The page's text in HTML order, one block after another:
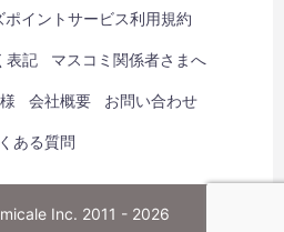
イントサービス利用規約
表記 マスコミ関係者さまへ
会社概要 お問い合わせ
ある質問
Inc. 2011 - 2026